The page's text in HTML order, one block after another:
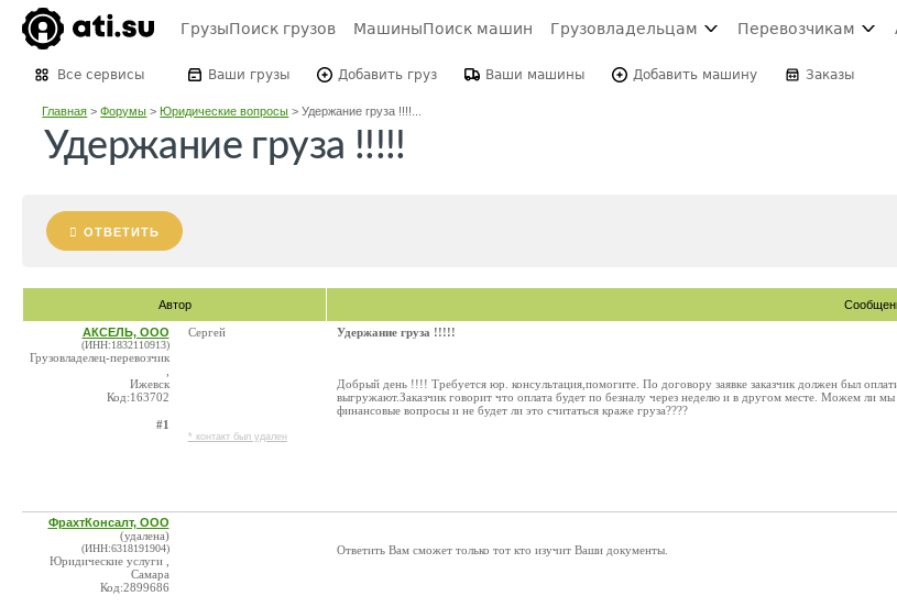
ГрузыПоиск грузов МашиныПоиск машин Грузовладельцам Перевозчикам
Все сервисы Ваши грузы Добавить груз Ваши машины Добавить машину Заказы
Главная >Форумы >Юридические вопросы >Удержание груза !!!!...
Удержание груза !!!!!
ОТВЕТИТЬ
Автор
АКСЕЛЬ, ООО
(ИНН:1832110913)
Грузовладелец-перевозчик
Ижевск
Код:163702
#1
Сергей
* контакт был удален
Удержание груза !!!!!
Добрый день !!!! Требуется юр. консультация,помогите. По договору заявке заказчик должен был
выгружают.Заказчик говорит что оплата будет по безналу через неделю и в другом месте. Можем ли
финансовые вопросы и не будет ли это считаться краже груза????
ФрахтКонсалт, ООО
(удалена)
(ИНН:6318191904)
Юридические услуги ,
Самара
Код:2899686
Ответить Вам сможет только тот кто изучит Ваши документы.